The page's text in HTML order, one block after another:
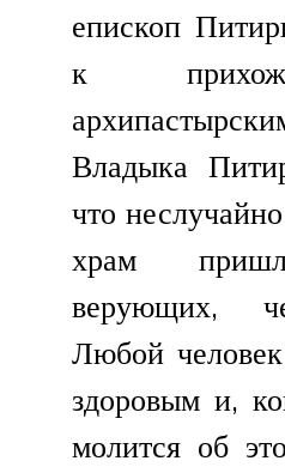
епископ
к
Владыка
что
храм
верующих,
Любой
здоровым и,
молится об